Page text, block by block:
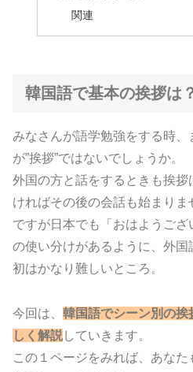
関連
韓国語で基本の挨拶は
みなさんが語学勉強をする時
が”挨拶”ではないでしょうか。
外国の方と話をするときも挨
ければその後の会話も始まりま
ですが日本でも「おはようござ
の使い分けがあるように、外
初はかなり難しいところ。
今回は、 韓国語でシーン別の
しく解説していきます。
この１ページをみれば、あな